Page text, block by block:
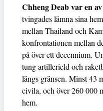
Chheng Deab var en
tvingades lämna sina
mellan Thailand och
konfrontationen mellan
på över ett decennium.
tung artillerield och
längs gränsen. Minst 43
civila, och över 260 000
hem.